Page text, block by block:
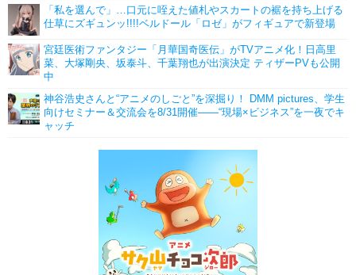
「私を選んで」…口元に咥えた値札やスカートの裾を持ち上げる
仕草にズギュンッ!!!!ベルドール「ロゼ」がフィギュアで新登場
宮廷医術ファンタジー「月華国奇医伝」がTVアニメ化！日高里
菜、大塚剛央、坂泰斗、千葉翔也が出演決定 ティザーPVも公開
中
神谷浩史さんと“アニメのしごと”を深掘り！ DMM pictures、学生
向けセミナー＆交流会を8/31開催――“現場×ビジネス”を一夜でキ
ャッチ